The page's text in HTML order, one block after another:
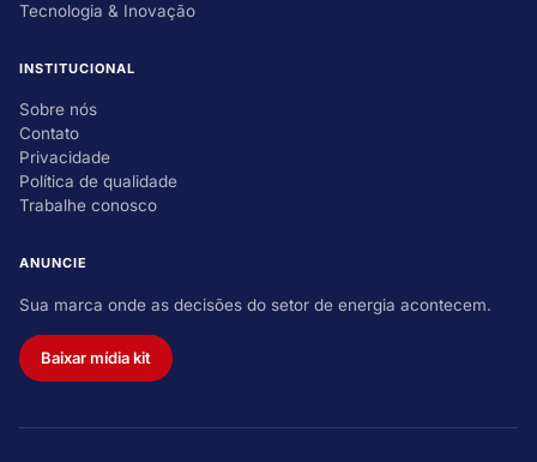
Tecnologia & Inovação
INSTITUCIONAL
Sobre nós
Contato
Privacidade
Política de qualidade
Trabalhe conosco
ANUNCIE
Sua marca onde as decisões do setor de energia acontecem.
Baixar mídia kit